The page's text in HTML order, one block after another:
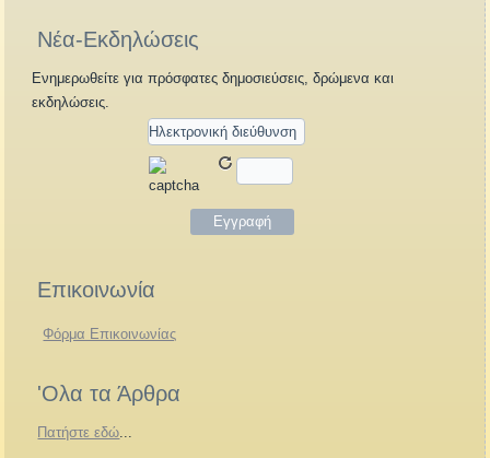
Νέα-Εκδηλώσεις
Ενημερωθείτε για πρόσφατες δημοσιεύσεις, δρώμενα και
εκδηλώσεις.
Επικοινωνία
Φόρμα Επικοινωνίας
'Ολα τα Άρθρα
Πατήστε εδώ...